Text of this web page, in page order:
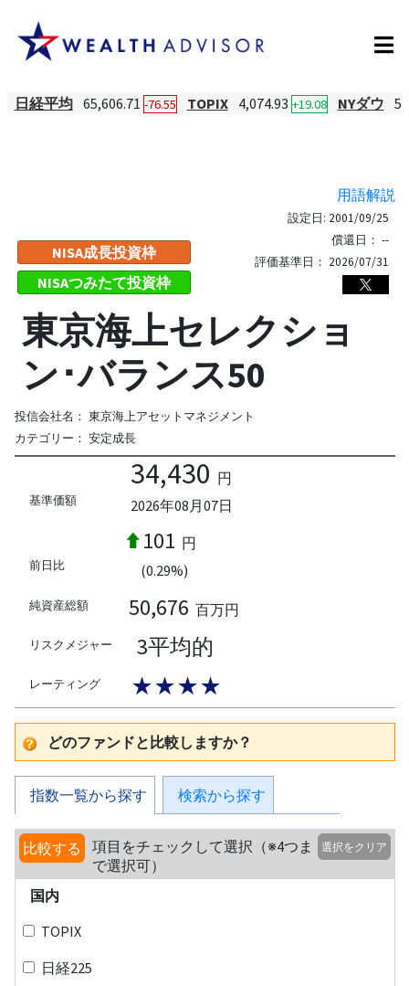
日経平均 65,606.71 -76.55 TOPIX 4,074.93 +19.08 NYダウ
用語解説
NISA成長投資枠
NISAつみたて投資枠
設定日: 2001/09/25
償還日： --
評価基準日： 2026/07/31
東京海上セレクショ
ン･バランス50
投信会社名： 東京海上アセットマネジメント
カテゴリー： 安定成長
基準価額
34,430 円
2026年08月07日
前日比
101 円
(0.29%)
純資産総額 50,676 百万円
リスクメジャー 3平均的
レーティング ★★★★
どのファンドと比較しますか？
指数一覧から探す 検索から探す
比較する
項目をチェックして選択（※4つま
で選択可）
選択をクリア
国内
TOPIX
日経225